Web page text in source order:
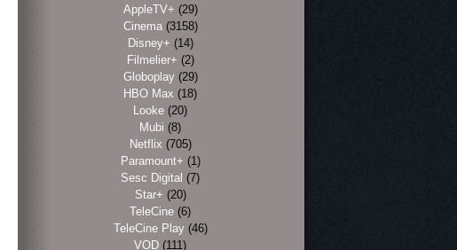
AppleTV+ (29)
Cinema (3158)
Disney+ (14)
Filmelier+ (2)
Globoplay (29)
HBO Max (18)
Looke (20)
Mubi (8)
Netflix (705)
Paramount+ (1)
Sesc Digital (7)
Star+ (20)
TeleCine (6)
TeleCine Play (46)
VOD (111)